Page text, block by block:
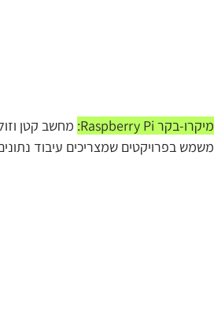
מיקרו-בקר Raspberry Pi:
משמש בפרויקטים שמצריכים עיבוד